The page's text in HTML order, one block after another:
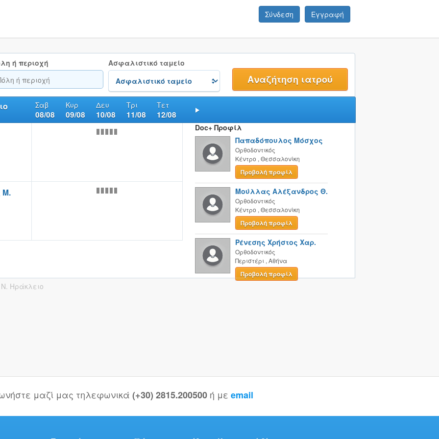
Σύνδεση Εγγραφή
ή περιοχή Ασφαλιστικό ταμείο
Σαβ
08/08
Κυρ
09/08
Δευ
10/08
Τρι
11/08
Τετ
12/08
Μ.
Doc+ Προφίλ
Παπαδόπουλος Μόσχος
Ορθοδοντικός
Κέντρο , Θεσσαλονίκη
Προβολή προφίλ
Μούλλας Αλέξανδρος Θ.
Ορθοδοντικός
Κέντρο , Θεσσαλονίκη
Προβολή προφίλ
Ρένεσης Χρήστος Χαρ.
Ορθοδοντικός
Περιστέρι , Αθήνα
Προβολή προφίλ
Ν. Ηράκλειο
μαζί μας τηλεφωνικά (+30) 2815.200500 ή με email